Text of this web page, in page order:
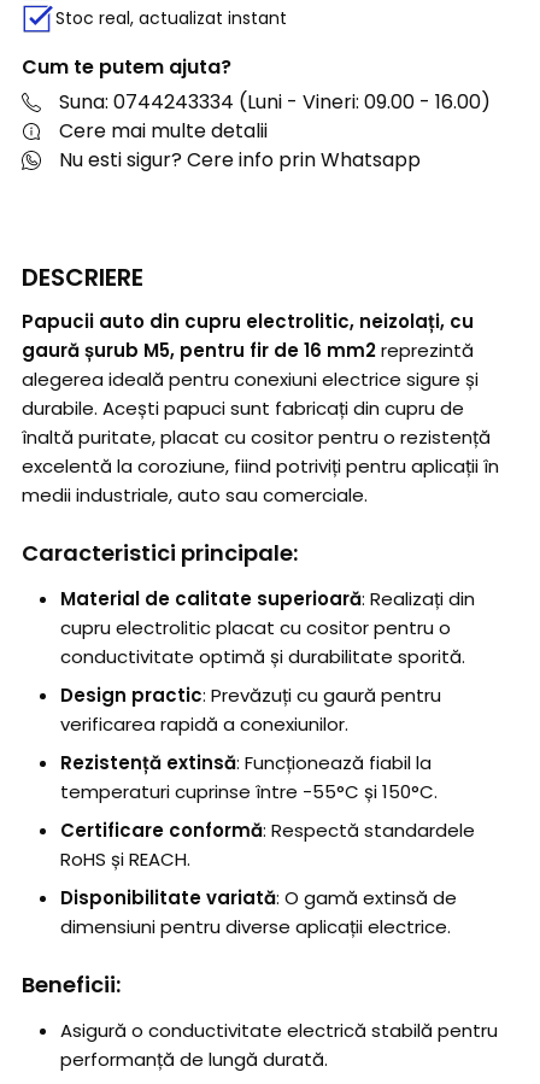
Stoc real, actualizat instant
Cum te putem ajuta?
Suna: 0744243334 (Luni - Vineri: 09.00 - 16.00)
Cere mai multe detalii
Nu esti sigur? Cere info prin Whatsapp
DESCRIERE
Papucii auto din cupru electrolitic, neizolați, cu
gaură șurub M5, pentru fir de 16 mm2reprezintă
alegerea ideală pentru conexiuni electrice sigure și
durabile. Acești papuci sunt fabricați din cupru de
înaltă puritate, placat cu cositor pentru o rezistență
excelentă la coroziune, fiind potriviți pentru aplicații în
medii industriale, auto sau comerciale.
Caracteristici principale:
Material de calitate superioară: Realizați din
cupru electrolitic placat cu cositor pentru o
conductivitate optimă și durabilitate sporită.
Design practic: Prevăzuți cu gaură pentru
verificarea rapidă a conexiunilor.
Rezistență extinsă: Funcționează fiabil la
temperaturi cuprinse între -55°C și 150°C.
Certificare conformă: Respectă standardele
RoHS și REACH.
Disponibilitate variată: O gamă extinsă de
dimensiuni pentru diverse aplicații electrice.
Beneficii:
Asigură o conductivitate electrică stabilă pentru
performanță de lungă durată.